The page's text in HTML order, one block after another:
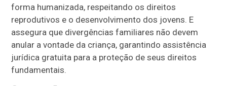
forma humanizada, respeitando os direitos
reprodutivos e o desenvolvimento dos jovens. E
assegura que divergências familiares não devem
anular a vontade da criança, garantindo assistência
jurídica gratuita para a proteção de seus direitos
fundamentais.